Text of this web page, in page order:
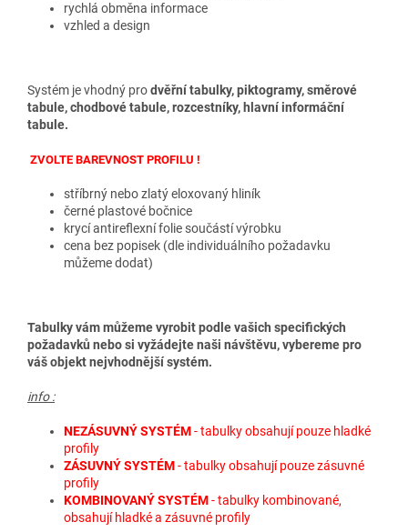
rychlá obměna informace
vzhled a design
Systém je vhodný prodvěřní tabulky,piktogramy,směrové
tabule, chodbové tabule, rozcestníky, hlavní informáční
tabule.
ZVOLTE BAREVNOST PROFILU !
stříbrný nebo zlatý eloxovaný hliník
černé plastové bočnice
krycí antireflexní folie součástí výrobku
cena bez popisek (dle individuálního požadavku
můžeme dodat)
Tabulky vám můžeme vyrobit podle vašich specifických
požadavků nebo si vyžádejte naši návštěvu, vybereme pro
váš objekt nejvhodnější systém.
info :
NEZÁSUVNÝ SYSTÉM- tabulky obsahují pouze hladké
profily
ZÁSUVNÝ SYSTÉM- tabulky obsahují pouze zásuvné
profily
KOMBINOVANÝ SYSTÉM- tabulky kombinované,
obsahují hladké a zásuvné profily